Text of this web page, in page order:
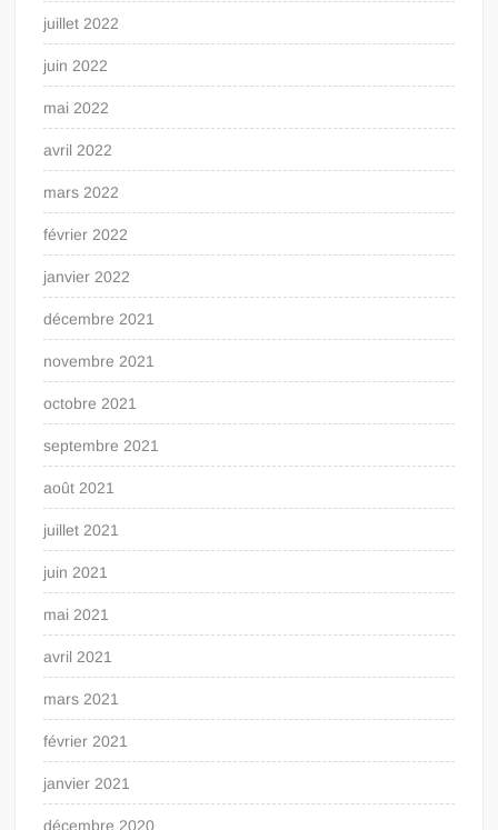
juillet 2022
juin 2022
mai 2022
avril 2022
mars 2022
février 2022
janvier 2022
décembre 2021
novembre 2021
octobre 2021
septembre 2021
août 2021
juillet 2021
juin 2021
mai 2021
avril 2021
mars 2021
février 2021
janvier 2021
décembre 2020